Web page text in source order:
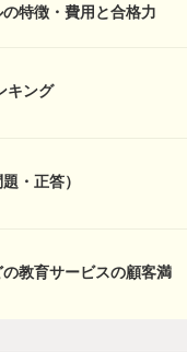
特徴・費用と合格力
キング
・正答）
の教育サービスの顧客満